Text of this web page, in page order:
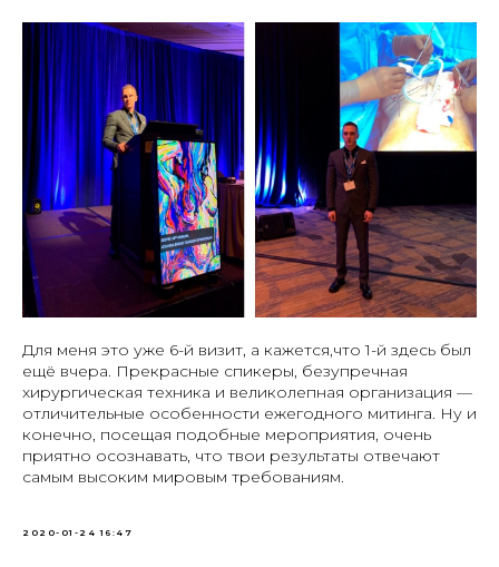
Для меня это уже 6-й визит, а кажется,что 1-й здесь был
ещё вчера. Прекрасные спикеры, безупречная
хирургическая техника и великолепная организация —
отличительные особенности ежегодного митинга. Ну и
конечно, посещая подобные мероприятия, очень
приятно осознавать, что твои результаты отвечают
самым высоким мировым требованиям.
2020-01-24 16:47